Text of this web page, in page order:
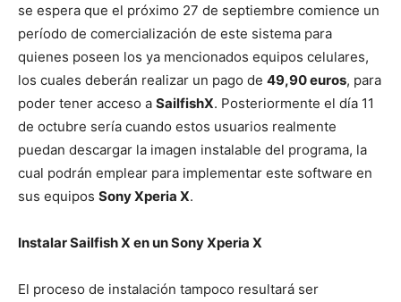
se espera que el próximo 27 de septiembre comience un
período de comercialización de este sistema para
quienes poseen los ya mencionados equipos celulares,
los cuales deberán realizar un pago de 49,90 euros, para
poder tener acceso a SailfishX. Posteriormente el día 11
de octubre sería cuando estos usuarios realmente
puedan descargar la imagen instalable del programa, la
cual podrán emplear para implementar este software en
sus equipos Sony Xperia X.
Instalar Sailfish X en un Sony Xperia X
El proceso de instalación tampoco resultará ser